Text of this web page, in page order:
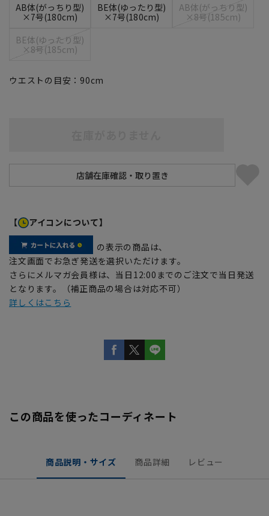
AB体(がっちり型)
×7号(180cm)
BE体(ゆったり型)
×7号(180cm)
AB体(がっちり型)
×8号(185cm)
BE体(ゆったり型)
×8号(185cm)
ウエストの目安： 90cm
【 アイコンについて】
の表示の商品は、
注文画面でお急ぎ発送を選択いただけます。
さらにメルマガ会員様は、当日12:00までのご注文で当日発送
となります。（補正商品の場合は対応不可）
詳しくはこちら
この商品を使ったコーディネート
商品説明・サイズ 商品詳細 レビュー